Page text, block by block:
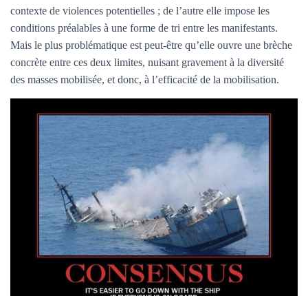
contexte de violences potentielles ; de l’autre elle impose les
conditions préalables à une forme de tri entre les manifestants.
Mais le plus problématique est peut-être qu’elle ouvre une brèche
concrète entre ces deux limites, nuisant gravement à la diversité
des masses mobilisée, et donc, à l’efficacité de la mobilisation.